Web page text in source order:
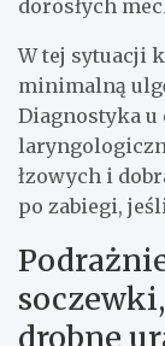
dorosłych
W tej sytuacji
minimalną
Diagnostyka
łzowych i
po zabiegi,
drobne